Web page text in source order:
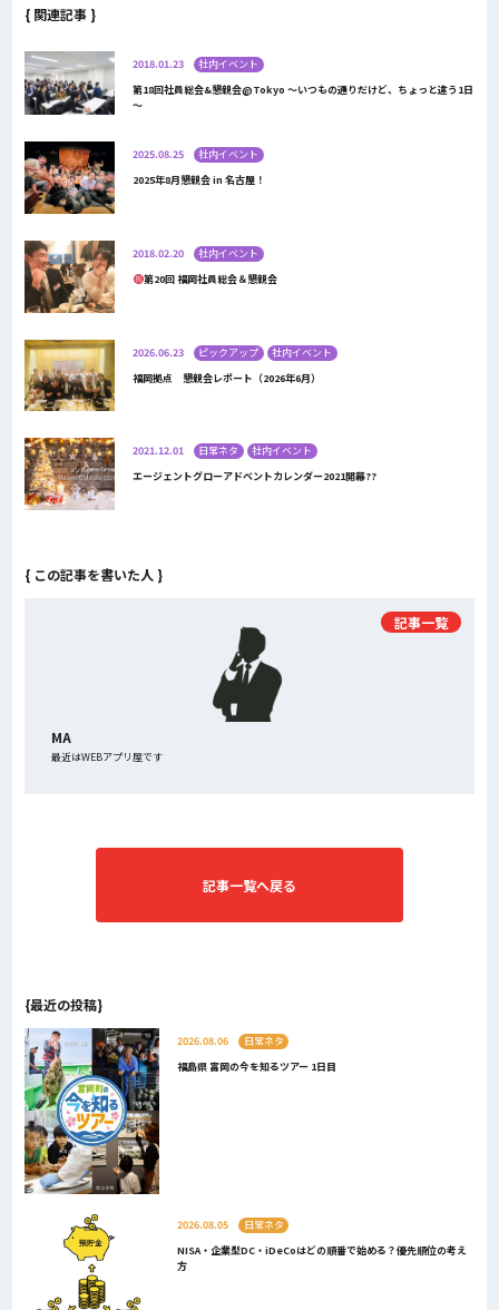
{ 関連記事 }
2018.01.23
社内イベント
第18回社員総会&懇親会@Tokyo ～いつもの通りだけど、ちょっと違う1日
～
2025.08.25
社内イベント
2025年8月懇親会 in 名古屋！
2018.02.20
社内イベント
第20回 福岡社員総会＆懇親会
2026.06.23 ピックアップ
社内イベント
福岡拠点 懇親会レポート（2026年6月）
2021.12.01 日常ネタ
社内イベント
エージェントグローアドベントカレンダー2021開幕??
{ この記事を書いた人 }
MA
最近はWEBアプリ屋です
記事一覧
記事一覧へ戻る
{最近の投稿}
2026.08.06
日常ネタ
福島県 富岡の今を知るツアー 1日目
2026.08.05
日常ネタ
NISA・企業型DC・iDeCoはどの順番で始める？優先順位の考え
方